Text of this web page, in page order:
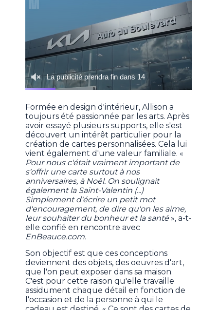
Formée en design d'intérieur, Allison a
toujours été passionnée par les arts. Après
avoir essayé plusieurs supports, elle s'est
découvert un intérêt particulier pour la
création de cartes personnalisées. Cela lui
vient également d'une valeur familiale. «
Pour nous c'était vraiment important de
s'offrir une carte surtout à nos
anniversaires, à Noël. On soulignait
également la Saint-Valentin (...)
Simplement d'écrire un petit mot
d'encouragement, de dire qu'on les aime,
leur souhaiter du bonheur et la santé», a-t-
elle confié en rencontre avec
EnBeauce.com.
Son objectif est que ces conceptions
deviennent des objets, des oeuvres d'art,
que l'on peut exposer dans sa maison.
C'est pour cette raison qu'elle travaille
assidument chaque détail en fonction de
l'occasion et de la personne à qui le